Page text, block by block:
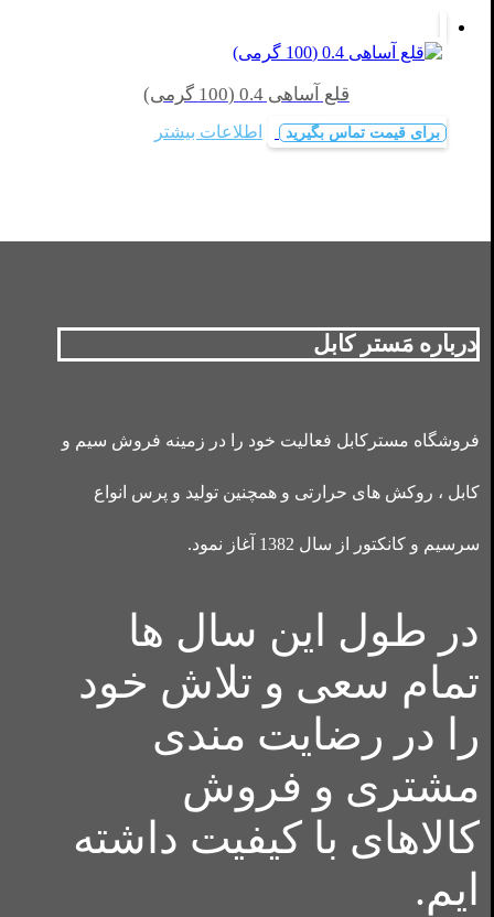
قلع آساهی 0.4 (100 گرمی)
برای قیمت تماس بگیرید اطلاعات بیشتر
درباره مَستر کابل
فروشگاه مسترکابل فعالیت خود را در زمینه فروش سیم و
کابل ، روکش های حرارتی و همچنین تولید و پرس انواع
سرسیم و کانکتور از سال 1382 آغاز نمود.
در طول این سال ها
تمام سعی و تلاش خود
را در رضایت مندی
مشتری و فروش
کالاهای با کیفیت داشته
ایم.